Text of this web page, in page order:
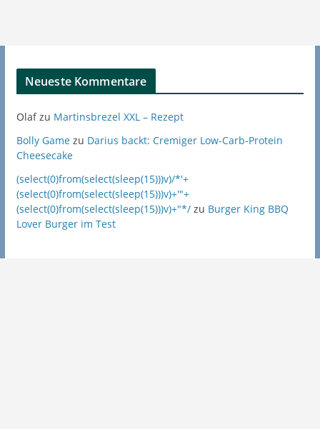
Neueste Kommentare
Olafzu Martinsbrezel XXL – Rezept
Bolly Gamezu Darius backt: Cremiger Low-Carb-Protein
Cheesecake
(select(0)from(select(sleep(15)))v)/*'+
(select(0)from(select(sleep(15)))v)+'"+
(select(0)from(select(sleep(15)))v)+"*/zu Burger King BBQ
Lover Burger im Test